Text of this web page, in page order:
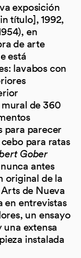
exposición
título], 1992,
en
de arte
está
lavabos con
de 360
para parecer
para ratas
Gober
antes
original de la
de Nueva
en entrevistas
un ensayo
extensa
instalada